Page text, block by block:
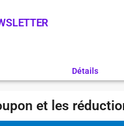
Détails
et les